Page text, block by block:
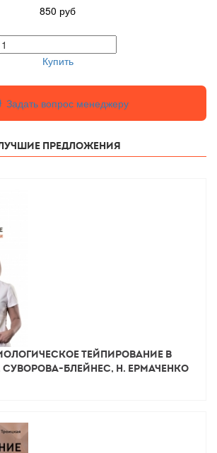
850 руб
Купить
Задать вопрос менеджеру
предложения
тейпирование в
Суворова-Блейнес, Н. Ермаченко